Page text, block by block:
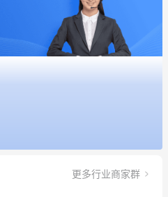
更多行业商家群
务提高竞争力
啦❤️